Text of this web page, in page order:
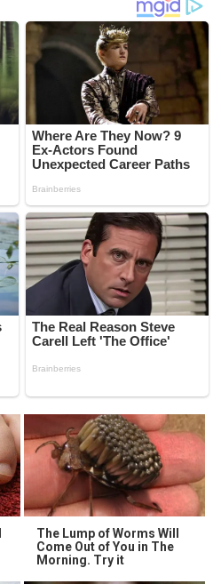
The Lump of Worms Will
Come Out of You in The
Morning. Try it